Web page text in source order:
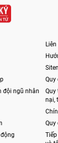
đội ngũ nhân
Liên
Quy
Quy
nại,
Quy